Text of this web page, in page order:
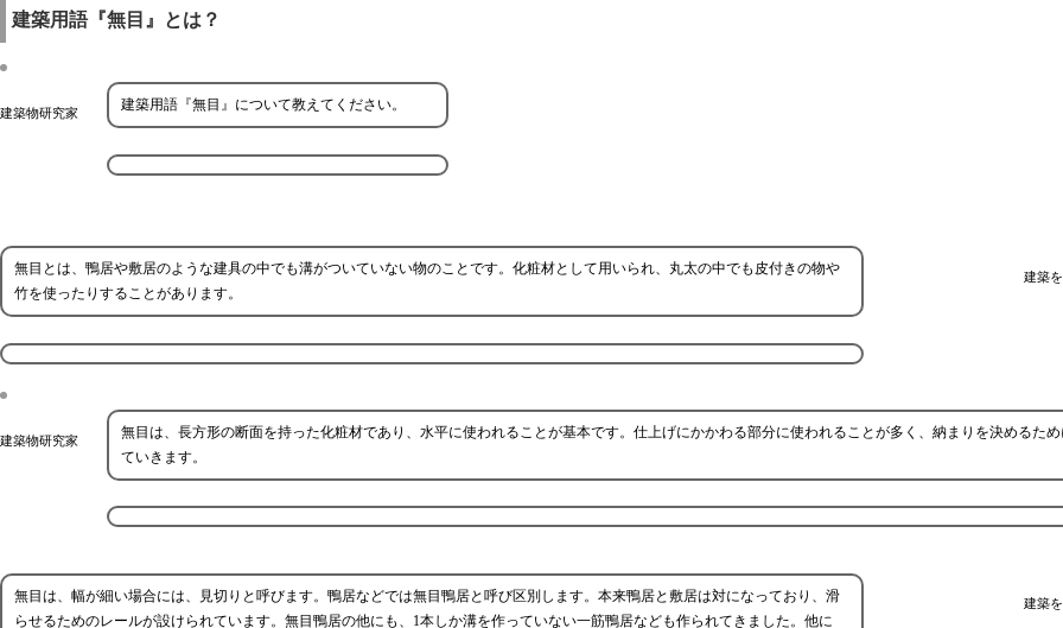
建築用語『無目』とは？
建築物研究家 建築用語『無目』について教えてください。
建築
無目とは、鴨居や敷居のような建具の中でも溝がついていない物のことです。化粧材として用いられ、丸太の中でも皮付きの物や
竹を使ったりすることがあります。
建築物研究家
無目は、長方形の断面を持った化粧材であり、水平に使われることが基本です。仕上げにかかわる部分に使われることが多く、納まりを決めるた
ていきます。
建築
無目は、幅が細い場合には、見切りと呼びます。鴨居などでは無目鴨居と呼び区別します。本来鴨居と敷居は対になっており、滑
らせるためのレールが設けられています。無目鴨居の他にも、1本しか溝を作っていない一筋鴨居なども作られてきました。他に